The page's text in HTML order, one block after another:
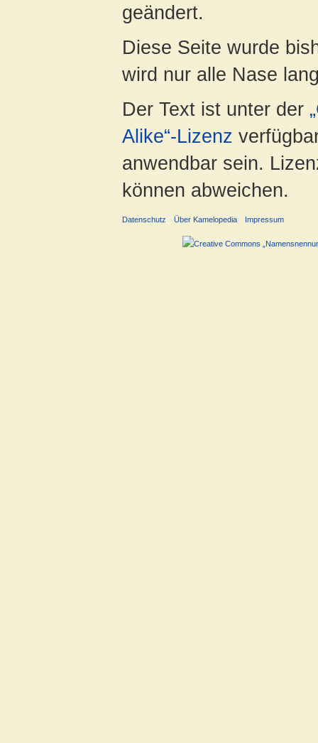
geändert.
Diese Seite wurde
wird nur alle Nase
Der Text ist unter der
Alike“-Lizenz
anwendbar sein.
können abweichen.
Datenschutz Über Kamelopedia Impressum